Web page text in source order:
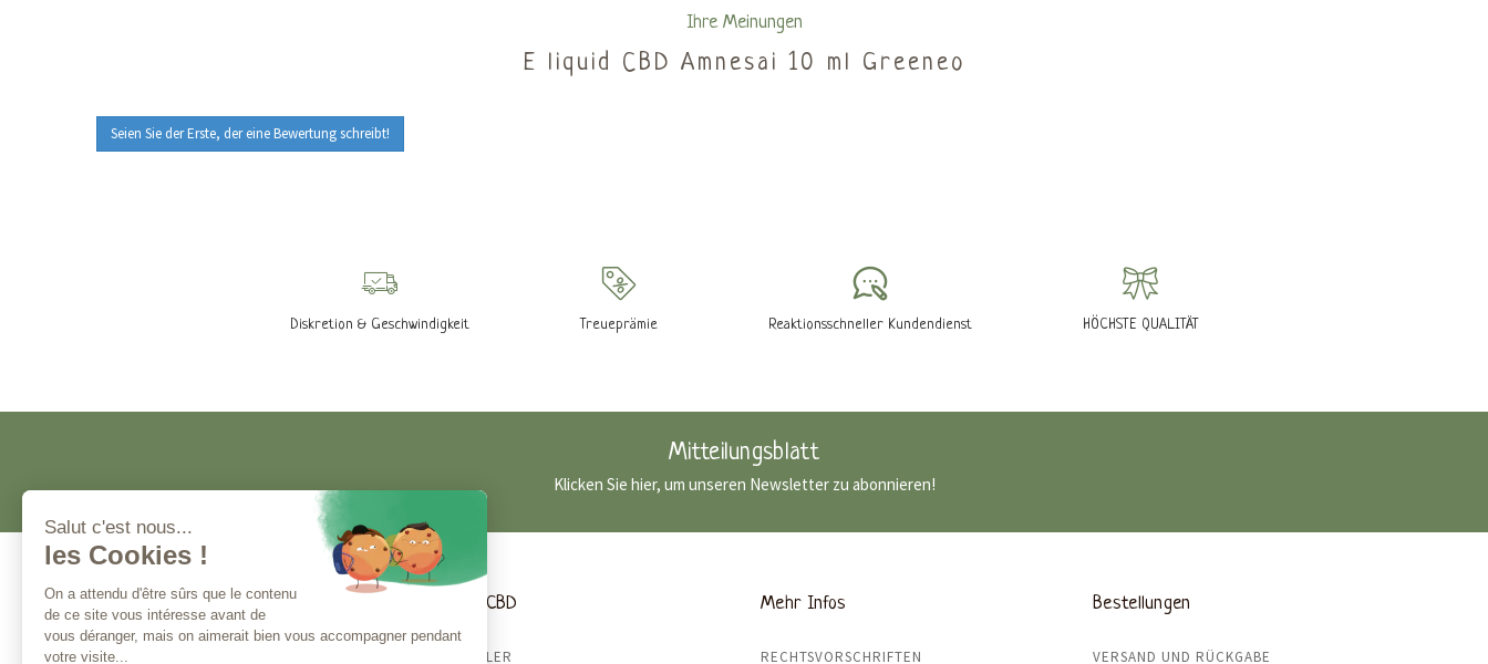
Ihre Meinungen
E liquid CBD Amnesai 10 ml Greeneo
Seien Sie der Erste, der eine Bewertung schreibt!
Diskretion & Geschwindigkeit Treueprämie Reaktionsschneller Kundendienst HÖCHSTE QUALITÄT
Mitteilungsblatt
Klicken Sie hier, um unseren Newsletter zu abonnieren!
Kundenservice Magna CBD
BESTSELLER
Mehr Infos
RECHTSVORSCHRIFTEN
Bestellungen
VERSAND UND RÜCKGABE